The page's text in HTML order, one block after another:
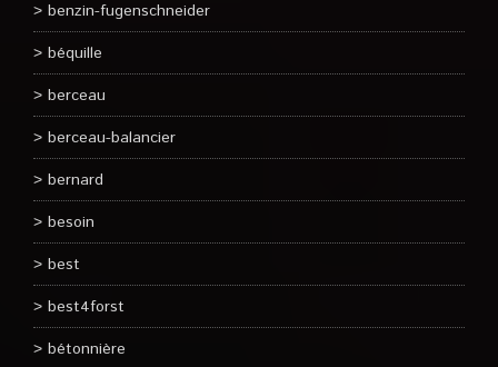
benzin-fugenschneider
béquille
berceau
berceau-balancier
bernard
besoin
best
best4forst
bétonnière